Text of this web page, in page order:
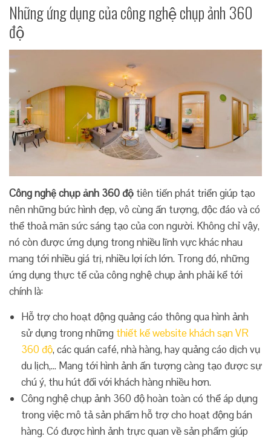
Những ứng dụng của công nghệ chụp ảnh 360
độ
Công nghệ chụp ảnh 360 độ tiên tiến phát triển giúp tạo
nên những bức hình đẹp, vô cùng ấn tượng, độc đáo và có
thể thoả mãn sức sáng tạo của con người. Không chỉ vậy,
nó còn được ứng dụng trong nhiều lĩnh vực khác nhau
mang tới nhiều giá trị, nhiều lợi ích lớn. Trong đó, những
ứng dụng thực tế của công nghệ chụp ảnh phải kể tới
chính là:
Hỗ trợ cho hoạt động quảng cáo thông qua hình ảnh
sử dụng trong những thiết kế website khách sạn VR
360 độ, các quán café, nhà hàng, hay quảng cáo dịch vụ
du lịch,… Mang tới hình ảnh ấn tượng càng tạo được sự
chú ý, thu hút đối với khách hàng nhiều hơn.
Công nghệ chụp ảnh 360 độ hoàn toàn có thể áp dụng
trong việc mô tả sản phẩm hỗ trợ cho hoạt động bán
hàng. Có được hình ảnh trực quan về sản phẩm giúp